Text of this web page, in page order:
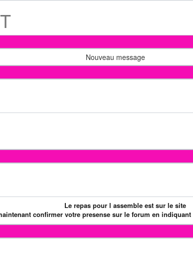
Nouveau message
Le repas pour l assemble est sur le site
confirmer votre presense sur le forum en